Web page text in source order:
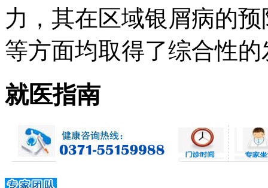
力，其在区域银屑病的
等方面均取得了综合性的
就医指南